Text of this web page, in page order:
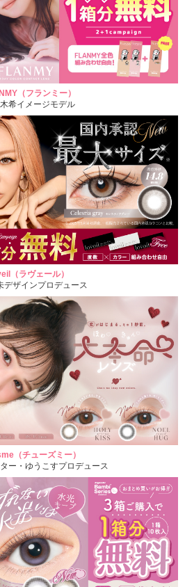
（フランミー）
希イメージモデル
（ラヴェール）
デザインプロデュース
（チューズミー）
ー・ゆうこすプロデュース